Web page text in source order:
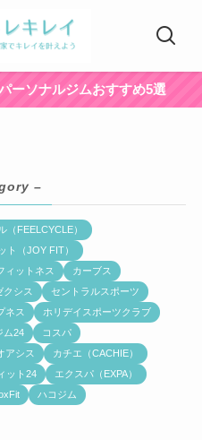
ーソナルジムおすすめ5選
–
（FEELCYCLE）
ト（JOY FIT）
ィットネス
カーブス
クシス
セントラルスポーツ
ネス
ホリデイスポーツクラブ
ム24
コスパ
アシス
カチエ（CACHIE）
ット24
エクスパ（EXPA）
ハコジム